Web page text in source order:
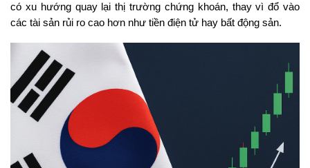
có xu hướng quay lại thị trường chứng khoán, thay vì đổ vào
các tài sản rủi ro cao hơn như tiền điện tử hay bất động sản.